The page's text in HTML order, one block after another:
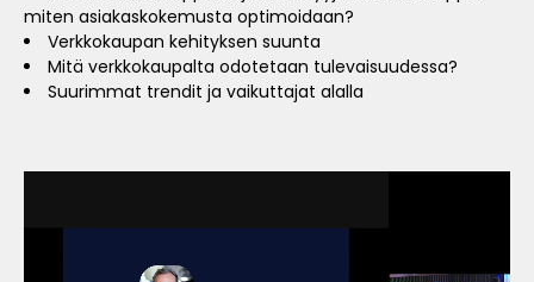
miten asiakaskokemusta optimoidaan?
Verkkokaupan kehityksen suunta
Mitä verkkokaupalta odotetaan tulevaisuudessa?
Suurimmat trendit ja vaikuttajat alalla